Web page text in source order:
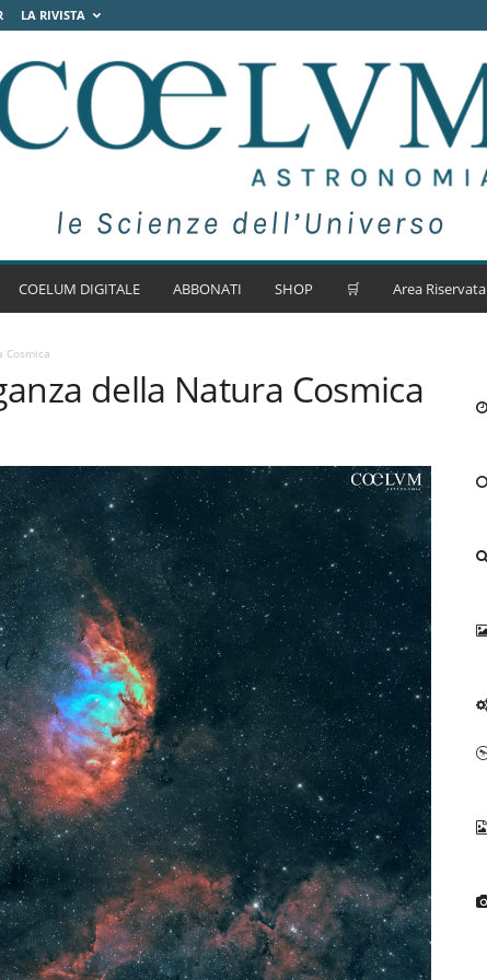
LA RIVISTA
COELUM DIGITALE ABBONATI SHOP 🛒 Area Riservata
Cosmica
della Natura Cosmica